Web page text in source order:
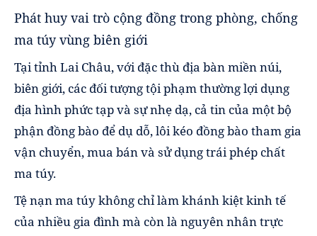
Phát huy vai trò cộng đồng trong phòng, chống
ma túy vùng biên giới
Tại tỉnh Lai Châu, với đặc thù địa bàn miền núi,
biên giới, các đối tượng tội phạm thường lợi dụng
địa hình phức tạp và sự nhẹ dạ, cả tin của một bộ
phận đồng bào để dụ dỗ, lôi kéo đồng bào tham gia
vận chuyển, mua bán và sử dụng trái phép chất
ma túy.
Tệ nạn ma túy không chỉ làm khánh kiệt kinh tế
của nhiều gia đình mà còn là nguyên nhân trực